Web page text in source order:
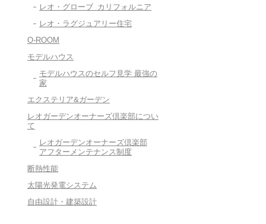
レオ・グローブ カリフォルニア
レオ・ラグジュアリー住宅
O-ROOM
モデルハウス
モデルハウスのセルフ見学 最強の
家
エクステリア&ガーデン
レオガーデンオーナーズ倶楽部につい
て
レオガーデンオーナーズ倶楽部
アフターメンテナンス制度
断熱性能
太陽光発電システム
自由設計・建築設計